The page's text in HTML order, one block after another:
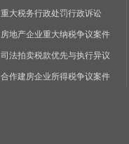
重大税务行政处罚行政诉讼
房地产企业重大纳税争议案件
司法拍卖税款优先与执行异议
合作建房企业所得税争议案件